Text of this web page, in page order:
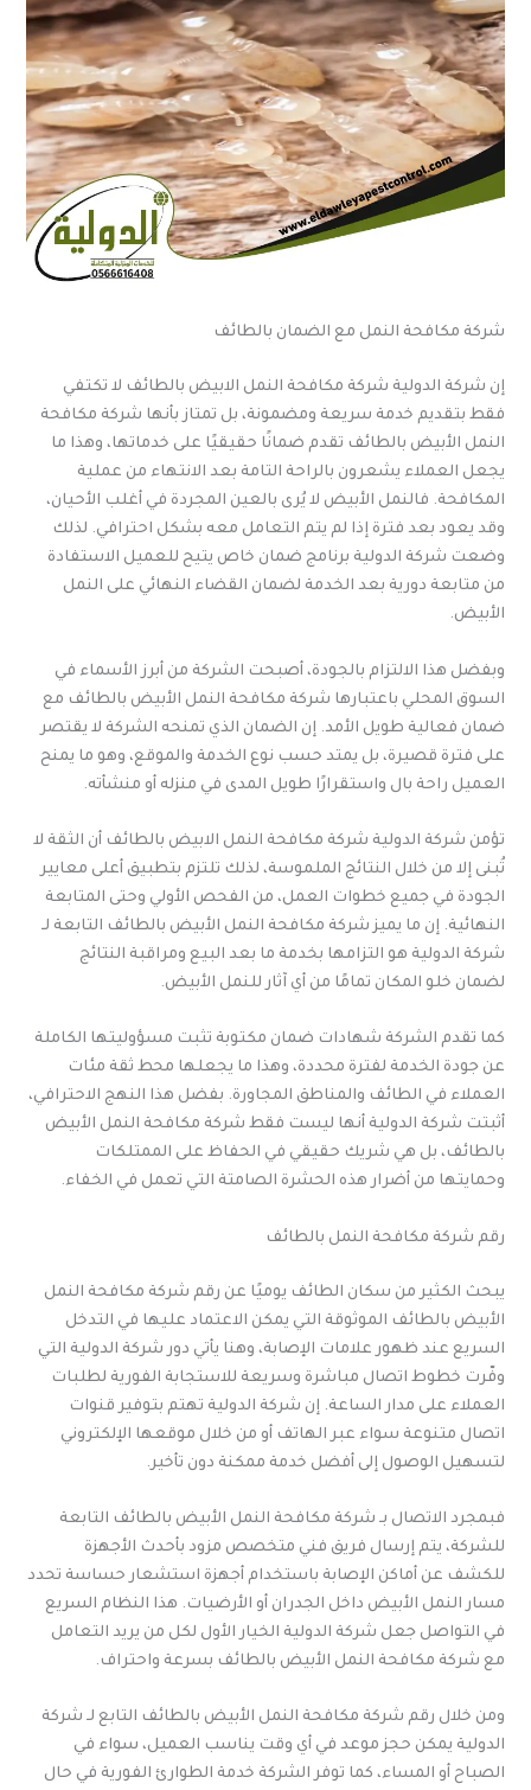
شركة مكافحة النمل مع الضمان بالطائف
إن شركة الدولية شركة مكافحة النمل الابيض بالطائف لا تكتفي
فقط بتقديم خدمة سريعة ومضمونة، بل تمتاز بأنها شركة مكافحة
النمل الأبيض بالطائف تقدم ضمانًا حقيقيًا على خدماتها، وهذا ما
يجعل العملاء يشعرون بالراحة التامة بعد الانتهاء من عملية
المكافحة. فالنمل الأبيض لا يُرى بالعين المجردة في أغلب الأحيان،
وقد يعود بعد فترة إذا لم يتم التعامل معه بشكل احترافي. لذلك
وضعت شركة الدولية برنامج ضمان خاص يتيح للعميل الاستفادة
من متابعة دورية بعد الخدمة لضمان القضاء النهائي على النمل
الأبيض.
وبفضل هذا الالتزام بالجودة، أصبحت الشركة من أبرز الأسماء في
السوق المحلي باعتبارها شركة مكافحة النمل الأبيض بالطائف مع
ضمان فعالية طويل الأمد. إن الضمان الذي تمنحه الشركة لا يقتصر
على فترة قصيرة، بل يمتد حسب نوع الخدمة والموقع، وهو ما يمنح
العميل راحة بال واستقرارًا طويل المدى في منزله أو منشأته.
تؤمن شركة الدولية شركة مكافحة النمل الابيض بالطائف أن الثقة لا
تُبنى إلا من خلال النتائج الملموسة، لذلك تلتزم بتطبيق أعلى معايير
الجودة في جميع خطوات العمل، من الفحص الأولي وحتى المتابعة
النهائية. إن ما يميز شركة مكافحة النمل الأبيض بالطائف التابعة لـ
شركة الدولية هو التزامها بخدمة ما بعد البيع ومراقبة النتائج
لضمان خلو المكان تمامًا من أي آثار للنمل الأبيض.
كما تقدم الشركة شهادات ضمان مكتوبة تثبت مسؤوليتها الكاملة
عن جودة الخدمة لفترة محددة، وهذا ما يجعلها محط ثقة مئات
العملاء في الطائف والمناطق المجاورة. بفضل هذا النهج الاحترافي،
أثبتت شركة الدولية أنها ليست فقط شركة مكافحة النمل الأبيض
بالطائف، بل هي شريك حقيقي في الحفاظ على الممتلكات
وحمايتها من أضرار هذه الحشرة الصامتة التي تعمل في الخفاء.
رقم شركة مكافحة النمل بالطائف
يبحث الكثير من سكان الطائف يوميًا عن رقم شركة مكافحة النمل
الأبيض بالطائف الموثوقة التي يمكن الاعتماد عليها في التدخل
السريع عند ظهور علامات الإصابة، وهنا يأتي دور شركة الدولية التي
وفّرت خطوط اتصال مباشرة وسريعة للاستجابة الفورية لطلبات
العملاء على مدار الساعة. إن شركة الدولية تهتم بتوفير قنوات
اتصال متنوعة سواء عبر الهاتف أو من خلال موقعها الإلكتروني
لتسهيل الوصول إلى أفضل خدمة ممكنة دون تأخير.
فبمجرد الاتصال بـ شركة مكافحة النمل الأبيض بالطائف التابعة
للشركة، يتم إرسال فريق فني متخصص مزود بأحدث الأجهزة
للكشف عن أماكن الإصابة باستخدام أجهزة استشعار حساسة تحدد
مسار النمل الأبيض داخل الجدران أو الأرضيات. هذا النظام السريع
في التواصل جعل شركة الدولية الخيار الأول لكل من يريد التعامل
مع شركة مكافحة النمل الأبيض بالطائف بسرعة واحتراف.
ومن خلال رقم شركة مكافحة النمل الأبيض بالطائف التابع لـ شركة
الدولية يمكن حجز موعد في أي وقت يناسب العميل، سواء في
الصباح أو المساء، كما توفر الشركة خدمة الطوارئ الفورية في حال